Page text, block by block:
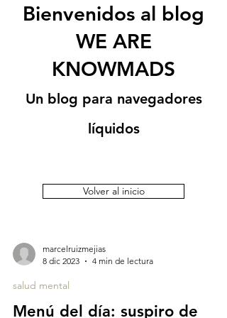
Bienvenidos al blog
WE ARE
KNOWMADS
Un blog para navegadores
líquidos
Volver al inicio
marcelruizmejias
8 dic 2023
4 min de lectura
salud mental
Menú del día: suspiro de